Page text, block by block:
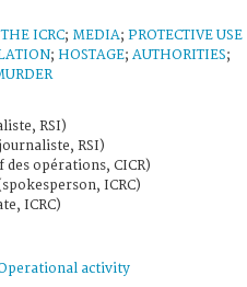
ICRC; MEDIA; PROTECTIVE USE
; HOSTAGE; AUTHORITIES;
RSI)
RSI)
des opérations, CICR)
ICRC)
ICRC)
activity